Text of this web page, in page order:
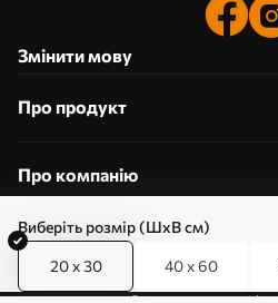
Виберіть розмір (ШхВ см)
20 x 30 40 x 60
Змінити мову
Про продукт
Про компанію
Редагування дозволів